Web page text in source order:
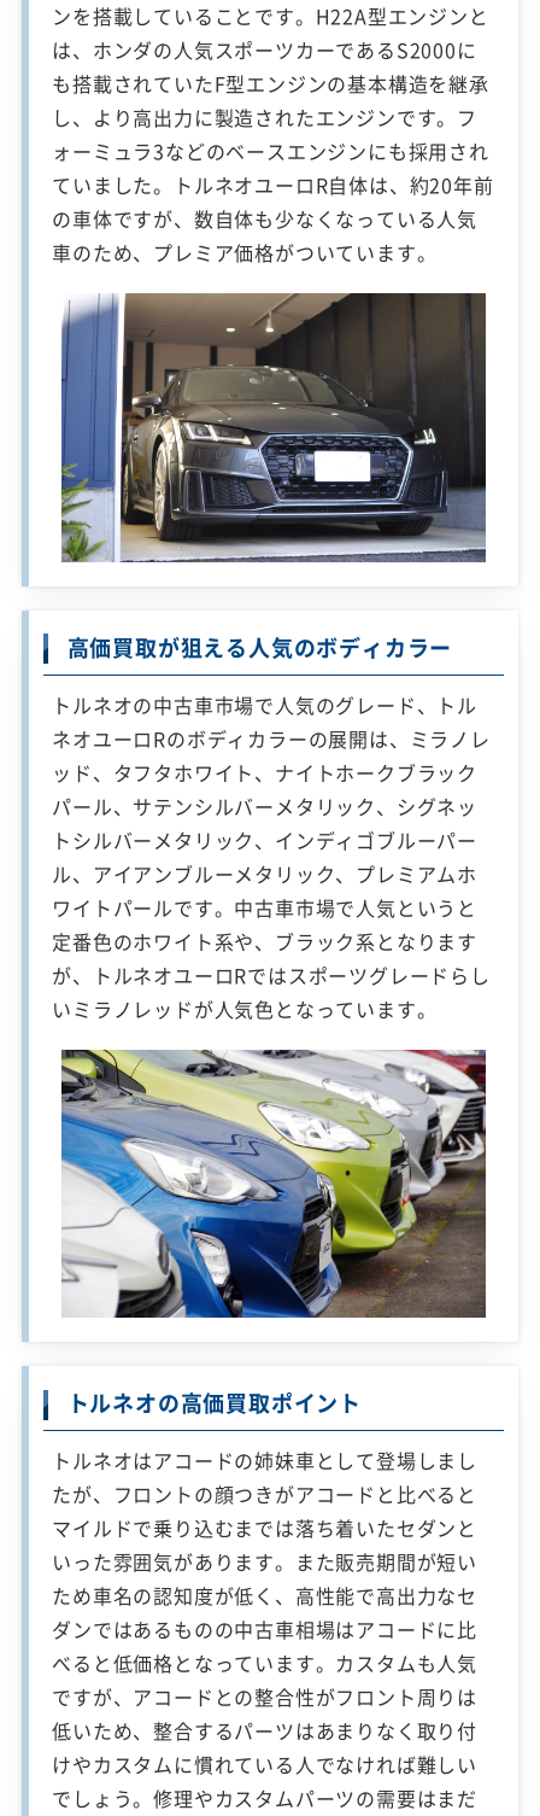
ンを搭載していることです。H22A型エンジンと
は、ホンダの人気スポーツカーであるS2000に
も搭載されていたF型エンジンの基本構造を継承
し、より高出力に製造されたエンジンです。フ
ォーミュラ3などのベースエンジンにも採用され
ていました。トルネオユーロR自体は、約20年前
の車体ですが、数自体も少なくなっている人気
車のため、プレミア価格がついています。
高価買取が狙える人気のボディカラー
トルネオの中古車市場で人気のグレード、トル
ネオユーロRのボディカラーの展開は、ミラノレ
ッド、タフタホワイト、ナイトホークブラック
パール、サテンシルバーメタリック、シグネッ
トシルバーメタリック、インディゴブルーパー
ル、アイアンブルーメタリック、プレミアムホ
ワイトパールです。中古車市場で人気というと
定番色のホワイト系や、ブラック系となります
が、トルネオユーロRではスポーツグレードらし
いミラノレッドが人気色となっています。
トルネオの高価買取ポイント
トルネオはアコードの姉妹車として登場しまし
たが、フロントの顔つきがアコードと比べると
マイルドで乗り込むまでは落ち着いたセダンと
いった雰囲気があります。また販売期間が短い
ため車名の認知度が低く、高性能で高出力なセ
ダンではあるものの中古車相場はアコードに比
べると低価格となっています。カスタムも人気
ですが、アコードとの整合性がフロント周りは
低いため、整合するパーツはあまりなく取り付
けやカスタムに慣れている人でなければ難しい
でしょう。修理やカスタムパーツの需要はまだ